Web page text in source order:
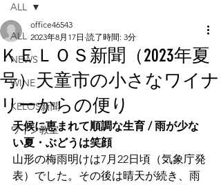
ALL
NEWS
WINE
KELOS新聞
ワイン教室
ALL
ＫＥＬＯＳ新聞（2023年夏
号）天童市の小さなワイナ
リーからの便り
office46543
2023年8月17日 読了時間: 3分
天候に恵まれて順調な生育 / 雨が少な
い夏・ぶどうは笑顔
山形の梅雨明けは7月22日頃（気象庁発
表）でした。その後は晴天が続き、雨